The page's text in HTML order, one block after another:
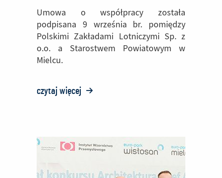
Technicznych w Mielcu
Umowa o współpracy została
podpisana 9 września br. pomiędzy
Polskimi Zakładami Lotniczymi Sp. z
o.o. a Starostwem Powiatowym w
Mielcu.
czytaj więcej o:
obejmują